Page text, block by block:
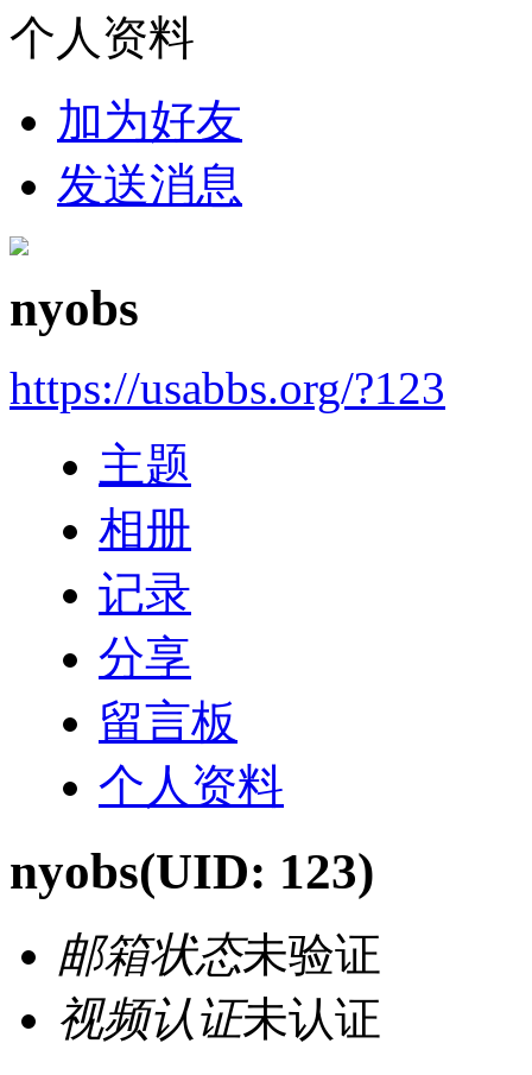
个人资料
加为好友
发送消息
nyobs
https://usabbs.org/?123
主题
相册
记录
分享
留言板
个人资料
nyobs(UID: 123)
邮箱状态未验证
视频认证未认证